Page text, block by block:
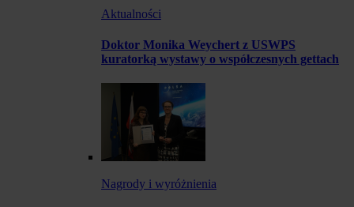
Aktualności
Doktor Monika Weychert z USWPS
kuratorką wystawy o współczesnych gettach
Nagrody i wyróżnienia